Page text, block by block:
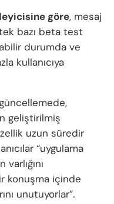
göre, mesaj
bazı beta test
durumda ve
kullanıcıya
geliştirilmiş
uzun süredir
“uygulama
konuşma içinde
unutuyorlar”.